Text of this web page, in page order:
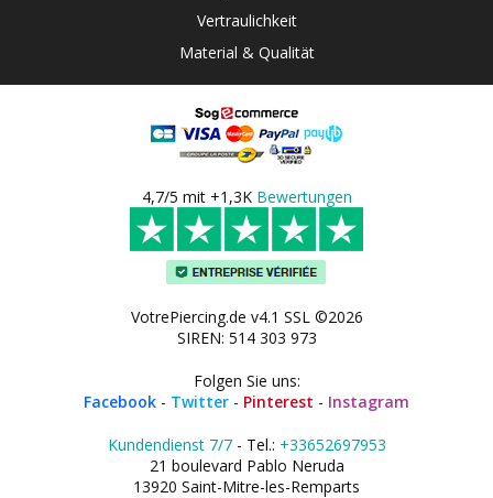
Vertraulichkeit
Material & Qualität
4,7/5 mit +1,3K Bewertungen
VotrePiercing.de v4.1 SSL ©2026
SIREN: 514 303 973
Folgen Sie uns:
Facebook - Twitter - Pinterest - Instagram
Kundendienst 7/7- Tel.: +33652697953
21 boulevard Pablo Neruda
13920 Saint-Mitre-les-Remparts